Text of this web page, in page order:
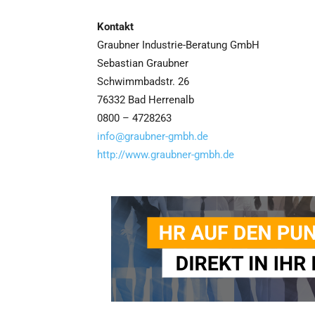
Kontakt
Graubner Industrie-Beratung GmbH
Sebastian Graubner
Schwimmbadstr. 26
76332 Bad Herrenalb
0800 – 4728263
info@graubner-gmbh.de
http://www.graubner-gmbh.de